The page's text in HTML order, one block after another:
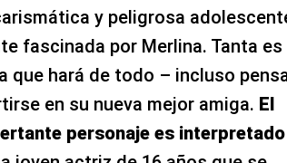
y peligrosa
fascinada por Merlina. Tanta es
que hará de todo – incluso
en su nueva mejor amiga. El
personaje es interpretado